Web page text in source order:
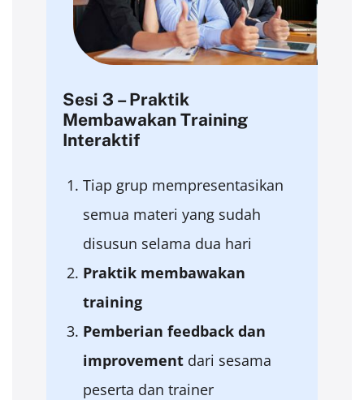
Sesi 3 – Praktik
Membawakan Training
Interaktif
Tiap grup mempresentasikan
semua materi yang sudah
disusun selama dua hari
Praktik membawakan
training
Pemberian feedback dan
improvement dari sesama
peserta dan trainer